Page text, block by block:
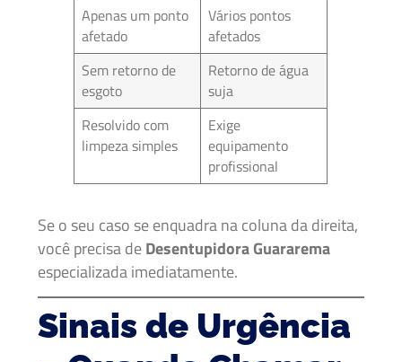
Apenas um ponto
afetado
Vários pontos
afetados
Sem retorno de
esgoto
Retorno de água
suja
Resolvido com
limpeza simples
Exige
equipamento
profissional
Se o seu caso se enquadra na coluna da direita,
você precisa deDesentupidora Guararema
especializada imediatamente.
Sinais de Urgência